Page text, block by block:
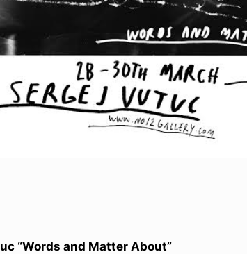
“Words and Matter About”